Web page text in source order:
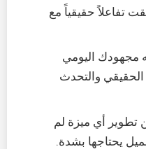
تفاعلاً حقيقياً مع
مجهودك اليومي
والتحدث
أي ميزة لم
يحتاجها بشدة.